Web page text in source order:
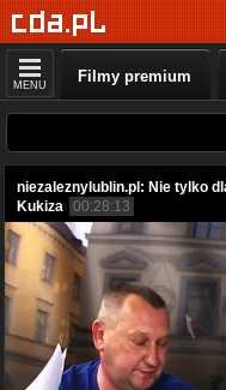
MENU Filmy premium
niezaleznylublin.pl: Nie tylko
Kukiza 00:28:13